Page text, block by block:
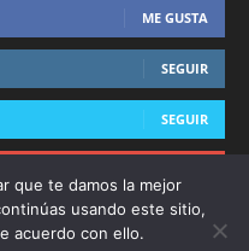
ME GUSTA
SEGUIR
SEGUIR
que te damos la mejor
usando este sitio,
acuerdo con ello.